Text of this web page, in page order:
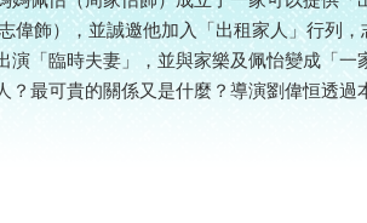
偉飾），並誠邀他加入「出租家人」行列，
「臨時夫妻」，並與家樂及佩怡變成「一
最可貴的關係又是什麼？導演劉偉恒透過